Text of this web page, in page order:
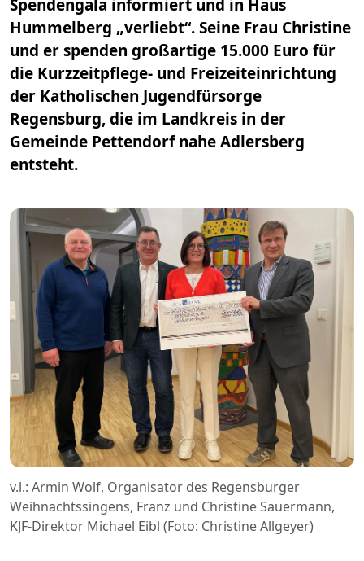
Spendengala informiert und in Haus
Hummelberg „verliebt“. Seine Frau Christine
und er spenden großartige 15.000 Euro für
die Kurzzeitpflege- und Freizeiteinrichtung
der Katholischen Jugendfürsorge
Regensburg, die im Landkreis in der
Gemeinde Pettendorf nahe Adlersberg
entsteht.
v.l.: Armin Wolf, Organisator des Regensburger
Weihnachtssingens, Franz und Christine Sauermann,
KJF-Direktor Michael Eibl (Foto: Christine Allgeyer)